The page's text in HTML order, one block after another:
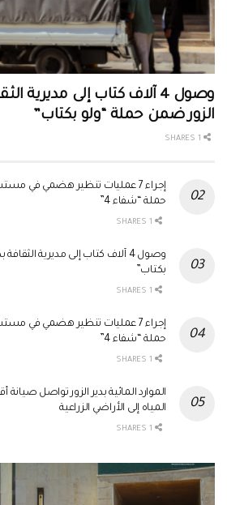
وصول 4 آلاف كتاب إلى مديرية
الزور ضمن حملة “ولو بكتاب”
إجراء 7 عمليات تنظير هضمي في
حملة “شفاء 4”
وصول 4 آلاف كتاب إلى مديرية
بكتاب”
إجراء 7 عمليات تنظير هضمي في
حملة “شفاء 4”
الموارد المائية بدير الزور تواصل
المياه إلى الأراضي الزراعية